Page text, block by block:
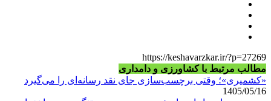
https://keshavarzkar.ir/?p=27269
مطالب مرتبط با کشاورزی و دامداری
«کشمیری»؛ وقتی برچسب‌سازی جای نقد رسانه‌ای را می‌گیرد
1405/05/16